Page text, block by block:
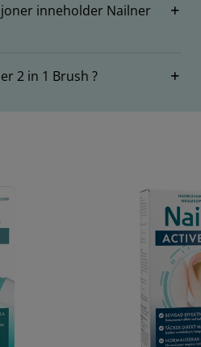
inneholder Nailner
2 in 1 Brush ?